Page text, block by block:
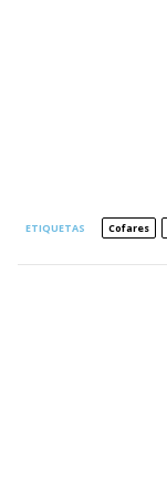
ETIQUETAS Cofares